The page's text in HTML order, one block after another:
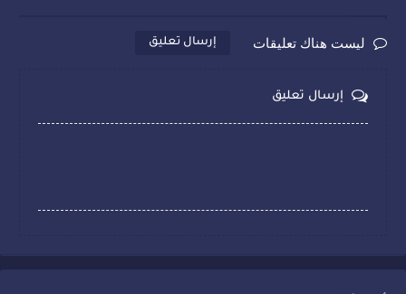
ليست هناك تعليقات إرسال تعليق
إرسال تعليق